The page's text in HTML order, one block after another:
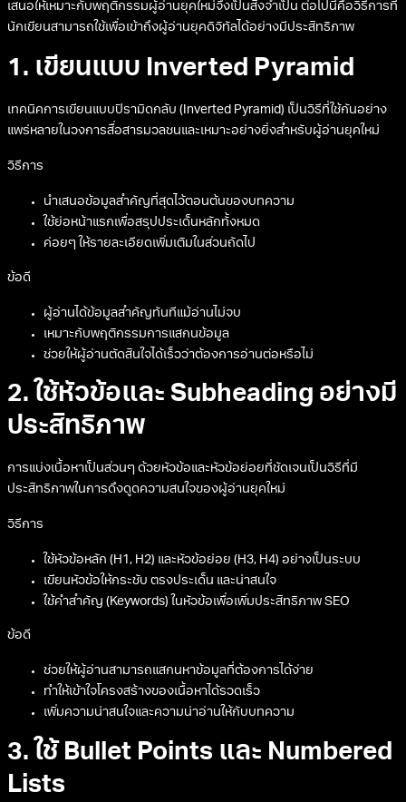
เสนอให้เหมาะกับพฤติกรรมผู้อ่านยุคใหม่จึงเป็นสิ่งจำเป็น ต่อไปนี้คือวิธีการที่
นักเขียนสามารถใช้เพื่อเข้าถึงผู้อ่านยุคดิจิทัลได้อย่างมีประสิทธิภาพ
1. เขียนแบบ Inverted Pyramid
เทคนิคการเขียนแบบปิรามิดกลับ (Inverted Pyramid) เป็นวิธีที่ใช้กันอย่าง
แพร่หลายในวงการสื่อสารมวลชนและเหมาะอย่างยิ่งสำหรับผู้อ่านยุคใหม่
วิธีการ
นำเสนอข้อมูลสำคัญที่สุดไว้ตอนต้นของบทความ
ใช้ย่อหน้าแรกเพื่อสรุปประเด็นหลักทั้งหมด
ค่อยๆ ให้รายละเอียดเพิ่มเติมในส่วนถัดไป
ข้อดี
ผู้อ่านได้ข้อมูลสำคัญทันทีแม้อ่านไม่จบ
เหมาะกับพฤติกรรมการแสกนข้อมูล
ช่วยให้ผู้อ่านตัดสินใจได้เร็วว่าต้องการอ่านต่อหรือไม่
2. ใช้หัวข้อและ Subheading อย่างมี
ประสิทธิภาพ
การแบ่งเนื้อหาเป็นส่วนๆ ด้วยหัวข้อและหัวข้อย่อยที่ชัดเจนเป็นวิธีที่มี
ประสิทธิภาพในการดึงดูดความสนใจของผู้อ่านยุคใหม่
วิธีการ
ใช้หัวข้อหลัก (H1, H2) และหัวข้อย่อย (H3, H4) อย่างเป็นระบบ
เขียนหัวข้อให้กระชับ ตรงประเด็น และน่าสนใจ
ใช้คำสำคัญ (Keywords) ในหัวข้อเพื่อเพิ่มประสิทธิภาพ SEO
ข้อดี
ช่วยให้ผู้อ่านสามารถแสกนหาข้อมูลที่ต้องการได้ง่าย
ทำให้เข้าใจโครงสร้างของเนื้อหาได้รวดเร็ว
เพิ่มความน่าสนใจและความน่าอ่านให้กับบทความ
3. ใช้ Bullet Points และ Numbered
Lists